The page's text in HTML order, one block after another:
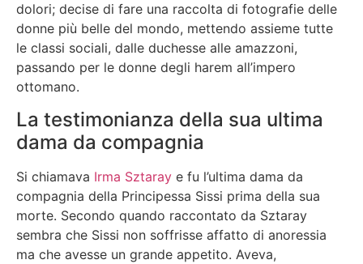
dolori; decise di fare una raccolta di fotografie delle
donne più belle del mondo, mettendo assieme tutte
le classi sociali, dalle duchesse alle amazzoni,
passando per le donne degli harem all’impero
ottomano.
La testimonianza della sua ultima
dama da compagnia
Si chiamava Irma Sztaray e fu l’ultima dama da
compagnia della Principessa Sissi prima della sua
morte. Secondo quando raccontato da Sztaray
sembra che Sissi non soffrisse affatto di anoressia
ma che avesse un grande appetito. Aveva,